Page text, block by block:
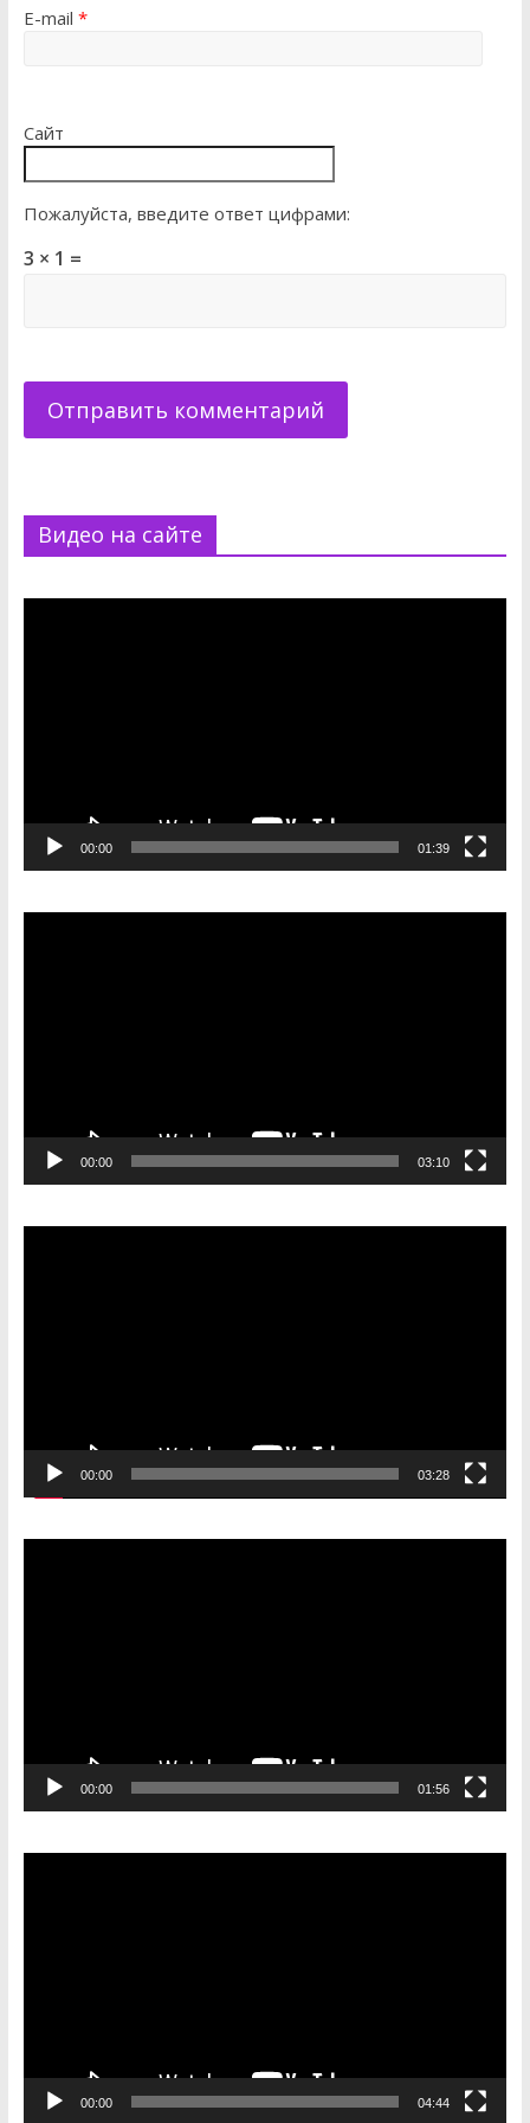
E-mail *
Сайт
Пожалуйста, введите ответ цифрами:
3 × 1 =
Видео на сайте
00:00 01:39
00:00 03:10
00:00 03:28
00:00 01:56
00:00 04:44